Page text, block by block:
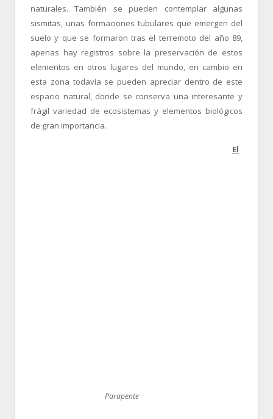
naturales. También se pueden contemplar algunas
sismitas, unas formaciones tubulares que emergen del
suelo y que se formaron tras el terremoto del año 89,
apenas hay registros sobre la preservación de estos
elementos en otros lugares del mundo, en cambio en
esta zona todavía se pueden apreciar dentro de este
espacio natural, donde se conserva una interesante y
frágil variedad de ecosistemas y elementos biológicos
de gran importancia.
Parapente
El